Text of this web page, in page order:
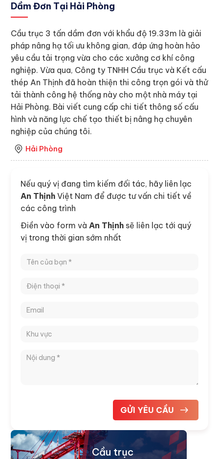
Dầm Đơn Tại Hải Phòng
Cầu trục 3 tấn dầm đơn với khẩu độ 19.33m là giải
pháp nâng hạ tối ưu không gian, đáp ứng hoàn hảo
yêu cầu tải trọng vừa cho các xưởng cơ khí công
nghiệp. Vừa qua, Công ty TNHH Cầu trục và Kết cấu
thép An Thịnh đã hoàn thiện thi công trọn gói và thử
tải thành công hệ thống này cho một nhà máy tại
Hải Phòng. Bài viết cung cấp chi tiết thông số cấu
hình và năng lực chế tạo thiết bị nâng hạ chuyên
nghiệp của chúng tôi.
Hải Phòng
Nếu quý vị đang tìm kiếm đối tác, hãy liên lạc
An Thịnh Việt Nam để được tư vấn chi tiết về
các công trình
Điền vào form vàAn Thịnh sẽ liên lạc tới quý
vị trong thời gian sớm nhất
Cầu trục